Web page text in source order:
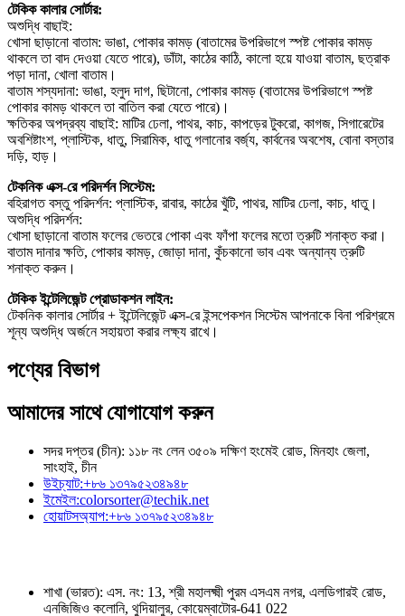
টেকিক কালার সোর্টার:
অশুদ্ধি বাছাই:
খোসা ছাড়ানো বাতাম: ভাঙা, পোকার কামড় (বাতামের উপরিভাগে স্পষ্ট পোকার কামড়
থাকলে তা বাদ দেওয়া যেতে পারে), ডাঁটা, কাঠের কাঠি, কালো হয়ে যাওয়া বাতাম, ছত্রাক
পড়া দানা, খোলা বাতাম।
বাতাম শস্যদানা: ভাঙা, হলুদ দাগ, ছিটানো, পোকার কামড় (বাতামের উপরিভাগে স্পষ্ট
পোকার কামড় থাকলে তা বাতিল করা যেতে পারে)।
ক্ষতিকর অপদ্রব্য বাছাই: মাটির ঢেলা, পাথর, কাচ, কাপড়ের টুকরো, কাগজ, সিগারেটের
অবশিষ্টাংশ, প্লাস্টিক, ধাতু, সিরামিক, ধাতু গলানোর বর্জ্য, কার্বনের অবশেষ, বোনা বস্তার
দড়ি, হাড়।
টেকনিক এক্স-রে পরিদর্শন সিস্টেম:
বহিরাগত বস্তু পরিদর্শন: প্লাস্টিক, রাবার, কাঠের খুঁটি, পাথর, মাটির ঢেলা, কাচ, ধাতু।
অশুদ্ধি পরিদর্শন:
খোসা ছাড়ানো বাতাম ফলের ভেতরে পোকা এবং ফাঁপা ফলের মতো ত্রুটি শনাক্ত করা।
বাতাম দানার ক্ষতি, পোকার কামড়, জোড়া দানা, কুঁচকানো ভাব এবং অন্যান্য ত্রুটি
শনাক্ত করুন।
টেকিক ইন্টেলিজেন্ট প্রোডাকশন লাইন:
টেকনিক কালার সোর্টার + ইন্টেলিজেন্ট এক্স-রে ইন্সপেকশন সিস্টেম আপনাকে বিনা পরিশ্রমে
শূন্য অশুদ্ধি অর্জনে সহায়তা করার লক্ষ্য রাখে।
পণ্যের বিভাগ
আমাদের সাথে যোগাযোগ করুন
সদর দপ্তর (চীন): ১১৮ নং লেন ৩৫০৯ দক্ষিণ হংমেই রোড, মিনহাং জেলা,
সাংহাই, চীন
উইচ্যাট:+৮৬ ১৩৭৯৫২৩৪৯৪৮
ইমেইল:colorsorter@techik.net
হোয়াটসঅ্যাপ:+৮৬ ১৩৭৯৫২৩৪৯৪৮
শাখা (ভারত): এস. নং: 13, শ্রী মহালক্ষ্মী পুরম এসএম নগর, এলডিগারই রোড,
এনজিজিও কলোনি, থুদিয়ালুর, কোয়েম্বাটোর-641 022